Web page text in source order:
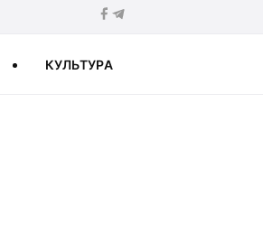
КУЛЬТУРА